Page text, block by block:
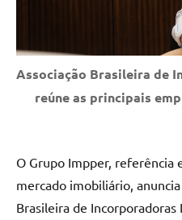
Associação Brasileira de
reúne as principais
O Grupo Impper, referência
mercado imobiliário,
Brasileira de Incorporadoras